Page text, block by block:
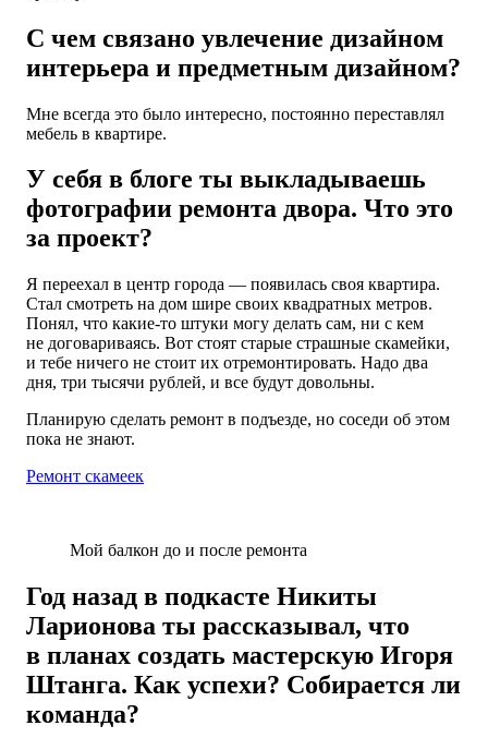
С чем связано увлечение дизайном
интерьера и предметным дизайном?
Мне всегда это было интересно, постоянно переставлял
мебель в квартире.
У себя в блоге ты выкладываешь
фотографии ремонта двора. Что это
за проект?
Я переехал в центр города — появилась своя квартира.
Стал смотреть на дом шире своих квадратных метров.
Понял, что какие-то штуки могу делать сам, ни с кем
не договариваясь. Вот стоят старые страшные скамейки,
и тебе ничего не стоит их отремонтировать. Надо два
дня, три тысячи рублей, и все будут довольны.
Планирую сделать ремонт в подъезде, но соседи об этом
пока не знают.
Ремонт скамеек
Мой балкон до и после ремонта
Год назад в подкасте Никиты
Ларионова ты рассказывал, что
в планах создать мастерскую Игоря
Штанга. Как успехи? Собирается ли
команда?